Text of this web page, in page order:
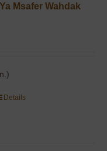
Msafer Wahdak
Details